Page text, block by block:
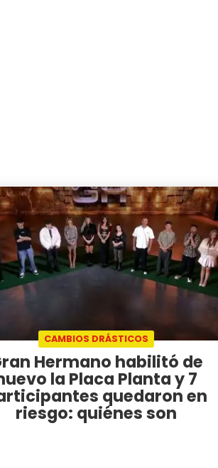
CAMBIOS DRÁSTICOS
Hermano habilitó de
la Placa Planta y 7
quedaron en
riesgo: quiénes son